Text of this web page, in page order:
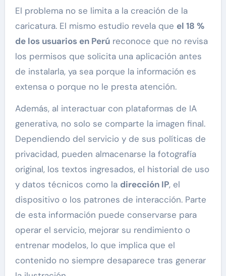
El problema no se limita a la creación de la
caricatura. El mismo estudio revela que el 18 %
de los usuarios en Perúreconoce que no revisa
los permisos que solicita una aplicación antes
de instalarla, ya sea porque la información es
extensa o porque no le presta atención.
Además, al interactuar con plataformas de IA
generativa, no solo se comparte la imagen final.
Dependiendo del servicio y de sus políticas de
privacidad, pueden almacenarse la fotografía
original, los textos ingresados, el historial de uso
y datos técnicos como la dirección IP, el
dispositivo o los patrones de interacción. Parte
de esta información puede conservarse para
operar el servicio, mejorar su rendimiento o
entrenar modelos, lo que implica que el
contenido no siempre desaparece tras generar